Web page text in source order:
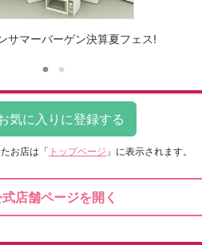
サマーバーゲン決算夏フェス!
お店は 「 トップページ 」に表示されます。
店舗ページを開く